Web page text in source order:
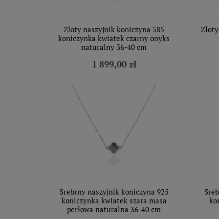
Złoty naszyjnik koniczyna 585
koniczynka kwiatek czarny onyks
naturalny 36-40 cm
1 899,00 zł
Srebrny naszyjnik koniczyna 925
koniczynka kwiatek szara masa
perłowa naturalna 36-40 cm